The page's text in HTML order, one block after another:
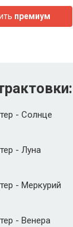
премиум
- Солнце
- Луна
- Меркурий
- Венера